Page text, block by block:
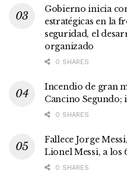
Gobierno inicia
estratégicas en la
seguridad, el
organizado
0 SHARES
Incendio de gran
Cancino Segundo;
0 SHARES
Fallece Jorge
Lionel Messi, a los
0 SHARES